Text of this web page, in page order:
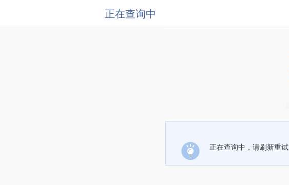
正在查询中
正在查询中，请刷新重试